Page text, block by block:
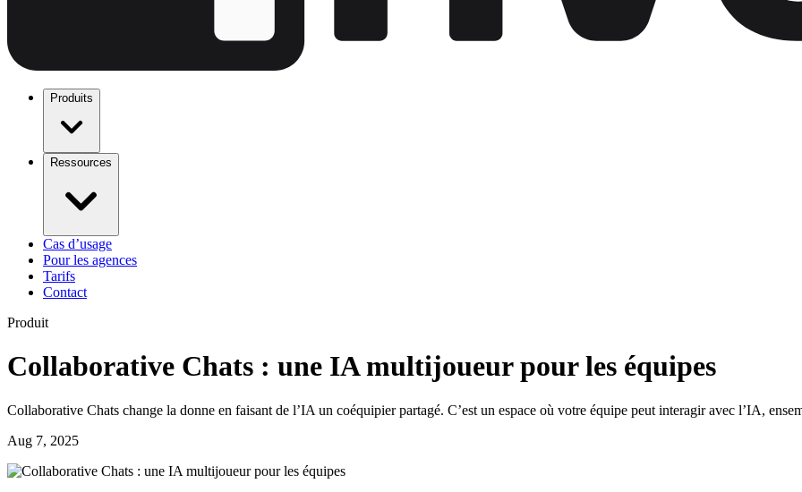
Produits
Ressources
Cas d’usage
Pour les agences
Tarifs
Contact
Produit
Collaborative Chats : une IA multijoueur pour les équipes
Collaborative Chats change la donne en faisant de l’IA un coéquipier partagé. C’est un espace où votre équipe peut interagir avec l’IA,
Aug 7, 2025